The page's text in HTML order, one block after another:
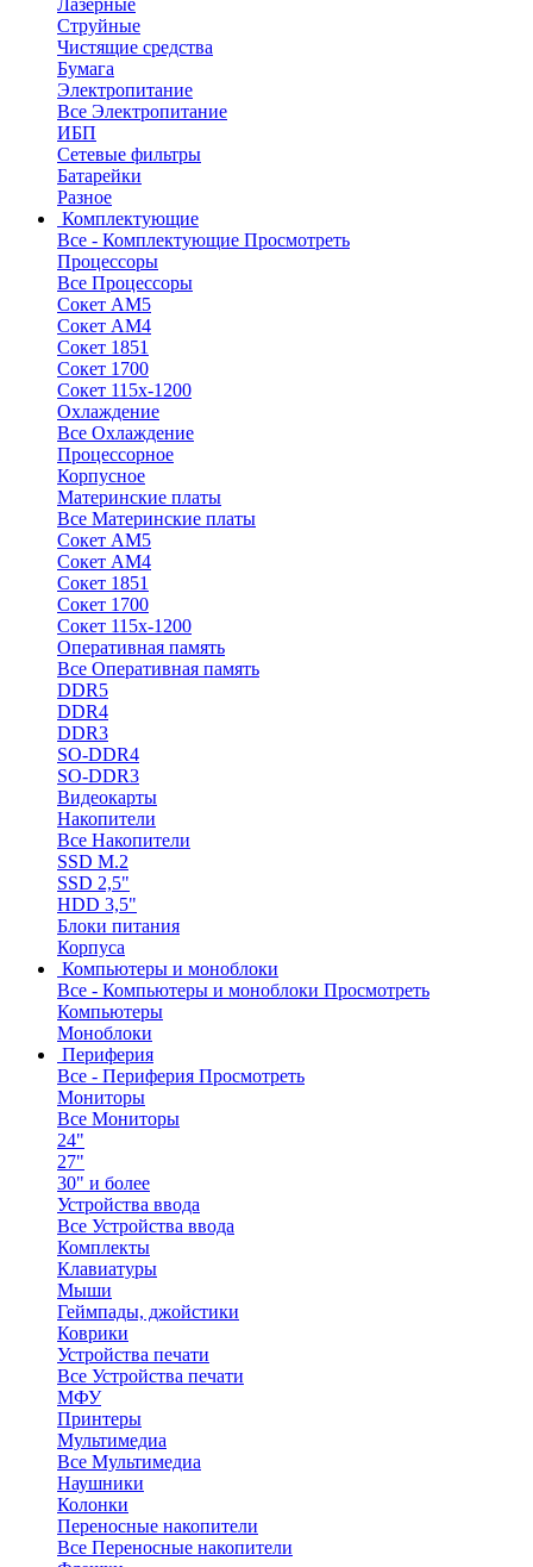
Лазерные
Струйные
Чистящие средства
Бумага
Электропитание
Все Электропитание
ИБП
Сетевые фильтры
Батарейки
Разное
Комплектующие
Все - Комплектующие Просмотреть
Процессоры
Все Процессоры
Сокет АМ5
Сокет АМ4
Сокет 1851
Сокет 1700
Сокет 115х-1200
Охлаждение
Все Охлаждение
Процессорное
Корпусное
Материнские платы
Все Материнские платы
Сокет АМ5
Сокет АМ4
Сокет 1851
Сокет 1700
Сокет 115х-1200
Оперативная память
Все Оперативная память
DDR5
DDR4
DDR3
SO-DDR4
SO-DDR3
Видеокарты
Накопители
Все Накопители
SSD M.2
SSD 2,5"
HDD 3,5"
Блоки питания
Корпуса
Компьютеры и моноблоки
Все - Компьютеры и моноблоки Просмотреть
Компьютеры
Моноблоки
Периферия
Все - Периферия Просмотреть
Мониторы
Все Мониторы
24"
27"
30" и более
Устройства ввода
Все Устройства ввода
Комплекты
Клавиатуры
Мыши
Геймпады, джойстики
Коврики
Устройства печати
Все Устройства печати
МФУ
Принтеры
Мультимедиа
Все Мультимедиа
Наушники
Колонки
Переносные накопители
Все Переносные накопители